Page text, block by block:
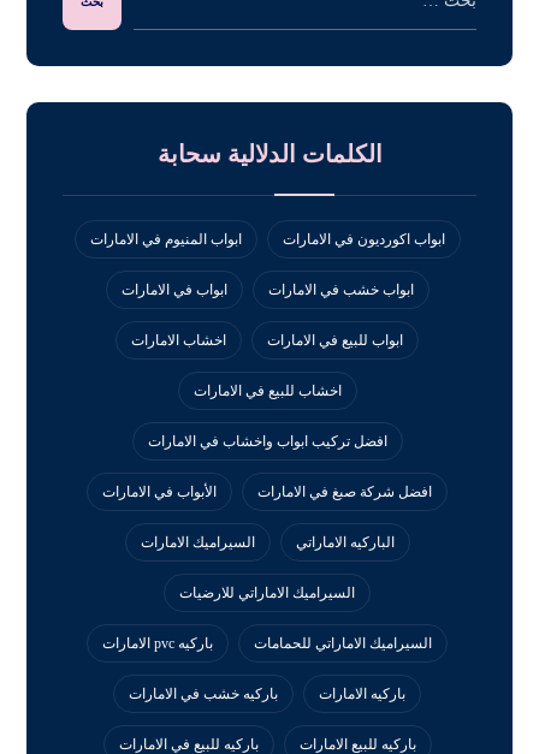
الكلمات الدلالية سحابة
ابواب اكورديون في الامارات ابواب المنيوم في الامارات
ابواب خشب في الامارات ابواب في الامارات
ابواب للبيع في الامارات اخشاب الامارات
اخشاب للبيع في الامارات
افضل تركيب ابواب واخشاب في الامارات
افضل شركة صبغ في الامارات الأبواب في الامارات
الباركيه الاماراتي السيراميك الامارات
السيراميك الاماراتي للارضيات
السيراميك الاماراتي للحمامات باركيه pvc الامارات
باركيه الامارات باركيه خشب في الامارات
باركيه للبيع الامارات باركيه للبيع في الامارات